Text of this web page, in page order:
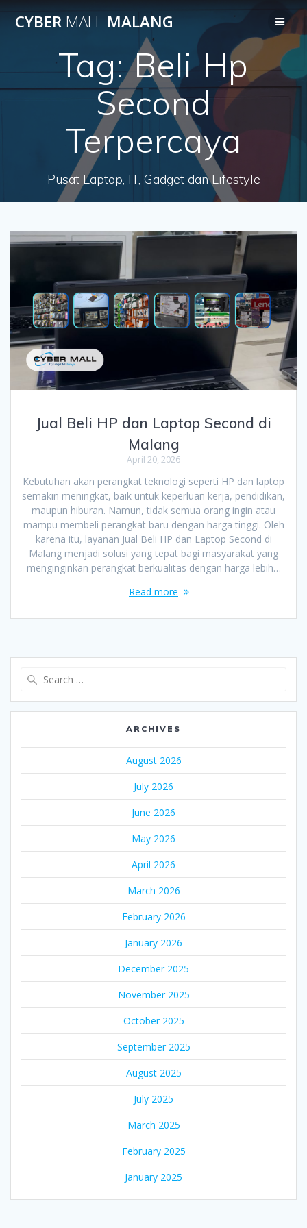
to
content
CYBER MALL MALANG
Tag:Beli Hp
Second
Terpercaya
Pusat Laptop, IT, Gadget dan Lifestyle
Jual Beli HP dan Laptop Second di
Malang
April 20, 2026
Kebutuhan akan perangkat teknologi seperti HP dan laptop
semakin meningkat, baik untuk keperluan kerja, pendidikan,
maupun hiburan. Namun, tidak semua orang ingin atau
mampu membeli perangkat baru dengan harga tinggi. Oleh
karena itu, layanan Jual Beli HP dan Laptop Second di
Malang menjadi solusi yang tepat bagi masyarakat yang
menginginkan perangkat berkualitas dengan harga lebih…
Read more
ARCHIVES
August 2026
July 2026
June 2026
May 2026
April 2026
March 2026
February 2026
January 2026
December 2025
November 2025
October 2025
September 2025
August 2025
July 2025
March 2025
February 2025
January 2025